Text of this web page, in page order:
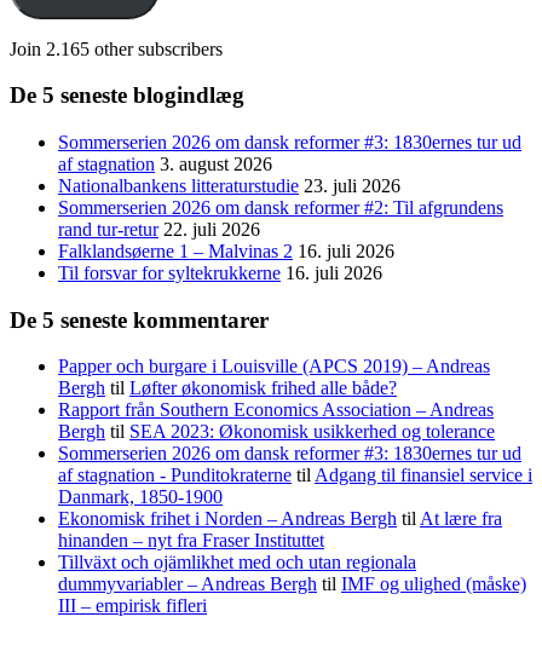
Join 2.165 other subscribers
De 5 seneste blogindlæg
Sommerserien 2026 om dansk reformer #3: 1830ernes tur ud
af stagnation 3. august 2026
Nationalbankens litteraturstudie 23. juli 2026
Sommerserien 2026 om dansk reformer #2: Til afgrundens
rand tur-retur 22. juli 2026
Falklandsøerne 1 – Malvinas 2 16. juli 2026
Til forsvar for syltekrukkerne 16. juli 2026
De 5 seneste kommentarer
Papper och burgare i Louisville (APCS 2019) – Andreas
Bergh til Løfter økonomisk frihed alle både?
Rapport från Southern Economics Association – Andreas
Bergh til SEA 2023: Økonomisk usikkerhed og tolerance
Sommerserien 2026 om dansk reformer #3: 1830ernes tur ud
af stagnation - Punditokraterne tilAdgang til finansiel service i
Danmark, 1850-1900
Ekonomisk frihet i Norden – Andreas Bergh tilAt lære fra
hinanden – nyt fra Fraser Instituttet
Tillväxt och ojämlikhet med och utan regionala
dummyvariabler – Andreas Bergh til IMF og ulighed (måske)
III – empirisk fifleri